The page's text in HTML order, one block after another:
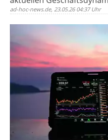
ad-hoc-news.de, 23.05.26 04:37 Uhr